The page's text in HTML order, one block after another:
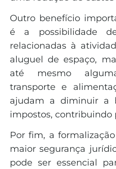
Outro benefício
é a possibilidade
relacionadas à
aluguel de espaço,
até mesmo
transporte e
ajudam a diminuir a
impostos, contribuindo
Por fim, a
maior segurança
pode ser essencial